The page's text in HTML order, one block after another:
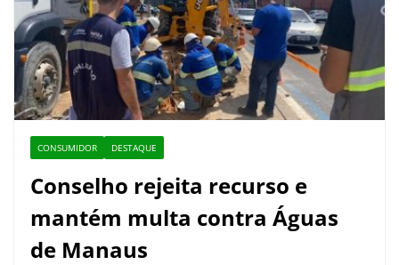
CONSUMIDOR DESTAQUE
Conselho rejeita recurso e
mantém multa contra Águas
de Manaus